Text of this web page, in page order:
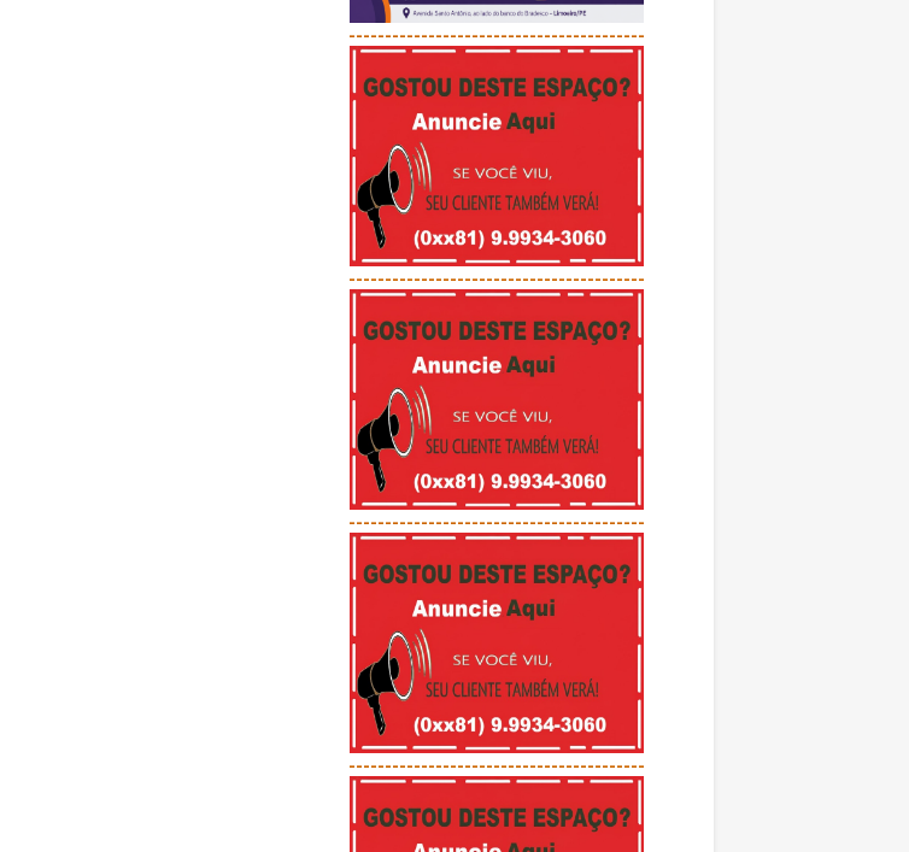
-----------------------------------------
-----------------------------------------
-----------------------------------------
-----------------------------------------